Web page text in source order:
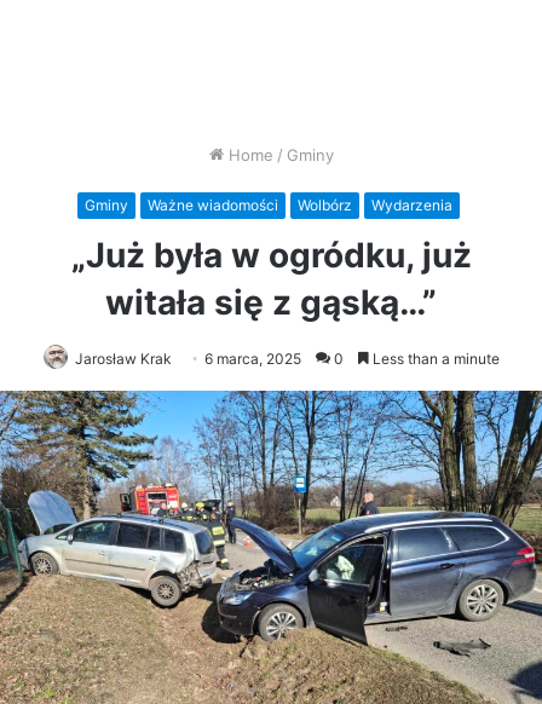
Home / Gminy
Gminy Ważne wiadomości Wolbórz Wydarzenia
„Już była w ogródku, już
witała się z gąską…”
Jarosław Krak 6 marca, 2025 0 Less than a minute